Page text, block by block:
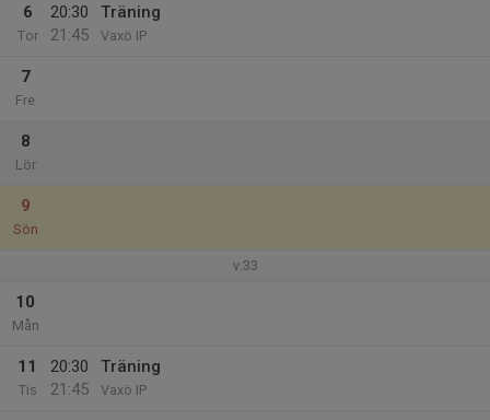
6
Tor
20:30
21:45
Träning
Vaxö IP
7
Fre
8
Lör
9
Sön
v.33
10
Mån
11
Tis
20:30
21:45
Träning
Vaxö IP